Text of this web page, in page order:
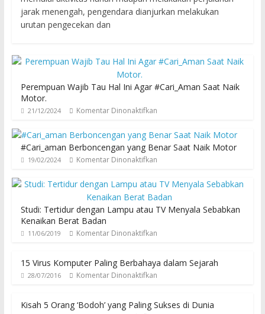
jarak menengah, pengendara dianjurkan melakukan
urutan pengecekan dan
Perempuan Wajib Tau Hal Ini Agar #Cari_Aman Saat Naik
Motor.
21/12/2024 Komentar Dinonaktifkan
#Cari_aman Berboncengan yang Benar Saat Naik Motor
19/02/2024 Komentar Dinonaktifkan
Studi: Tertidur dengan Lampu atau TV Menyala Sebabkan
Kenaikan Berat Badan
11/06/2019 Komentar Dinonaktifkan
15 Virus Komputer Paling Berbahaya dalam Sejarah
28/07/2016 Komentar Dinonaktifkan
Kisah 5 Orang ‘Bodoh’ yang Paling Sukses di Dunia